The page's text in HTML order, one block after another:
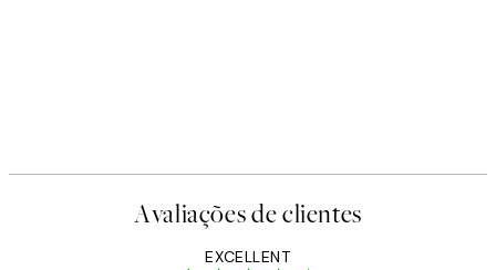
Avaliações de clientes
EXCELLENT